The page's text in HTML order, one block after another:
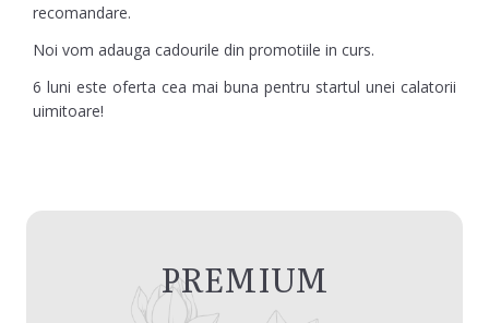
PREMIUM
recomandare.
Noi vom adauga cadourile din promotiile in curs.
6 luni este oferta cea mai buna pentru startul unei calatorii
uimitoare!